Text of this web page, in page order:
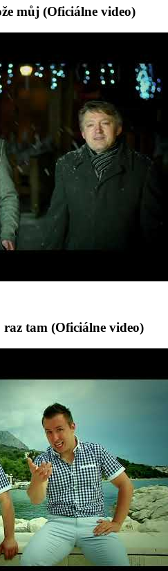
můj (Oficiálne video)
tam (Oficiálne video)